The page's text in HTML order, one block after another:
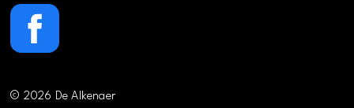
© 2026 De Alkenaer